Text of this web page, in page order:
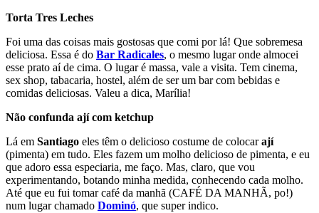
Torta Tres Leches
Foi uma das coisas mais gostosas que comi por lá! Que sobremesa
deliciosa. Essa é do Bar Radicales, o mesmo lugar onde almocei
esse prato aí de cima. O lugar é massa, vale a visita. Tem cinema,
sex shop, tabacaria, hostel, além de ser um bar com bebidas e
comidas deliciosas. Valeu a dica, Marília!
Não confunda ají com ketchup
Lá em Santiago eles têm o delicioso costume de colocarají
(pimenta) em tudo. Eles fazem um molho delicioso de pimenta, e eu
que adoro essa especiaria, me faço. Mas, claro, que vou
experimentando, botando minha medida, conhecendo cada molho.
Até que eu fui tomar café da manhã (CAFÉ DA MANHÃ, po!)
num lugar chamado Dominó, que super indico.